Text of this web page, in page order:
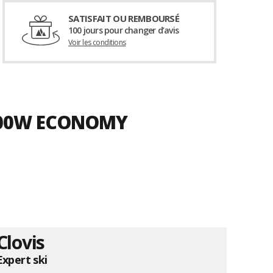
SATISFAIT OU REMBOURSÉ
100 jours pour changer d’avis
Voir les conditions
ECONOMY
ski